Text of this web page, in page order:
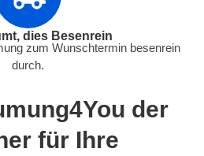
dies Besenrein
zum Wunschtermin besenrein
durch.
der
für Ihre